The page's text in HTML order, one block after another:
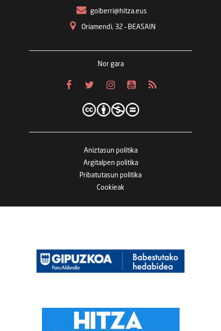
goiberri@hitza.eus
Oriamendi, 32 – BEASAIN
Nor gara
Aniztasun politika
Argitalpen politika
Pribatutasun politika
Cookieak